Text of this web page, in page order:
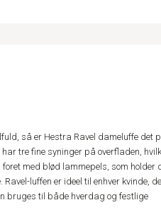
så er Hestra Ravel dameluffe det
tre fine syninger på overfladen,
med blød lammepels, som holder
luffen er ideel til enhver kvinde,
bruges til både hverdag og festlige